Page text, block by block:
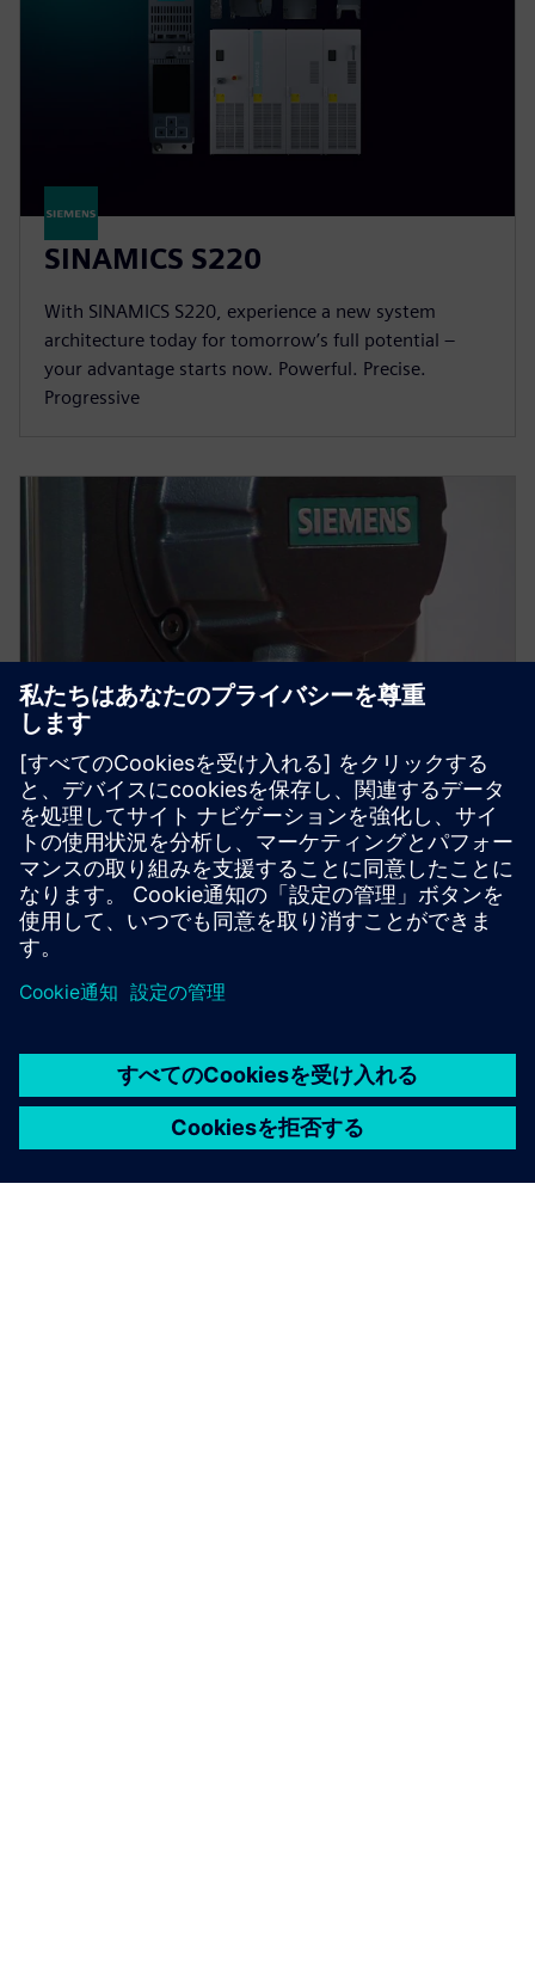
SINAMICS S220
With SINAMICS S220, experience a new system
architecture today for tomorrow’s full potential –
your advantage starts now. Powerful. Precise.
Progressive
SIMOTICS
Motion Control Motors
Accessories
applications. Facilitates project planning and
commissioning.